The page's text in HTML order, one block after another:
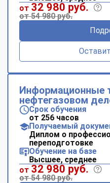
от 32 980 руб.
от 54 980 руб.
Информационные
нефтегазовом
Срок обучения
от 256 часов
Получаемый
Диплом о
переподготовке
Обучение на базе
Высшее, среднее
от 32 980 руб.
от 54 980 руб.